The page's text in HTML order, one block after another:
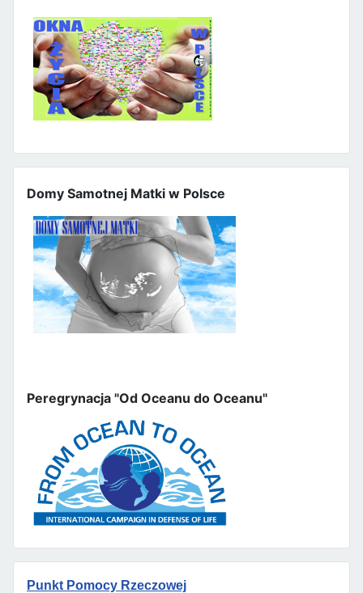
Domy Samotnej Matki w Polsce
Peregrynacja "Od Oceanu do Oceanu"
Punkt Pomocy Rzeczowej